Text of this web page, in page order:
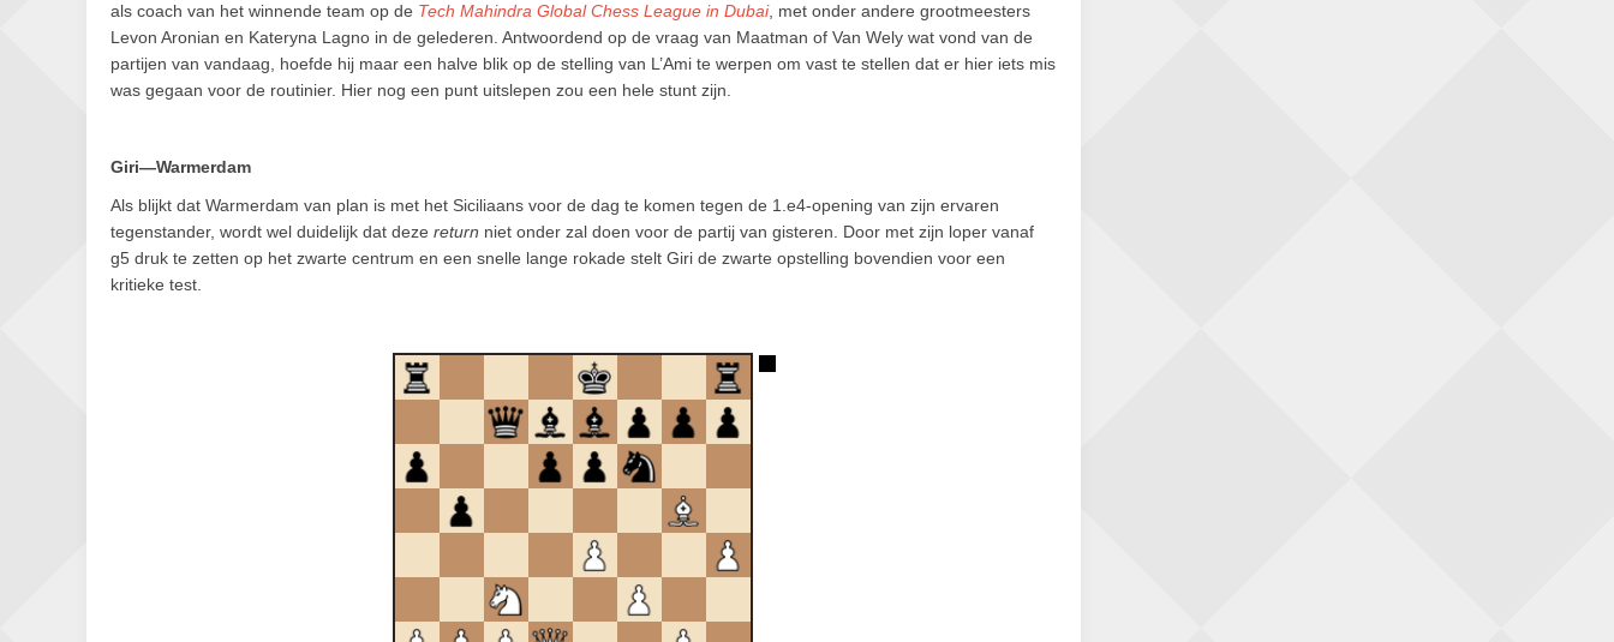
als coach van het winnende team op de Tech Mahindra Global Chess League in Dubai, met onder andere grootmeesters
Levon Aronian en Kateryna Lagno in de gelederen. Antwoordend op de vraag van Maatman of Van Wely wat vond van de
partijen van vandaag, hoefde hij maar een halve blik op de stelling van L’Ami te werpen om vast te stellen dat er hier iets mis
was gegaan voor de routinier. Hier nog een punt uitslepen zou een hele stunt zijn.
Giri—Warmerdam
Als blijkt dat Warmerdam van plan is met het Siciliaans voor de dag te komen tegen de 1.e4-opening van zijn ervaren
tegenstander, wordt wel duidelijk dat deze return niet onder zal doen voor de partij van gisteren. Door met zijn loper vanaf
g5 druk te zetten op het zwarte centrum en een snelle lange rokade stelt Giri de zwarte opstelling bovendien voor een
kritieke test.